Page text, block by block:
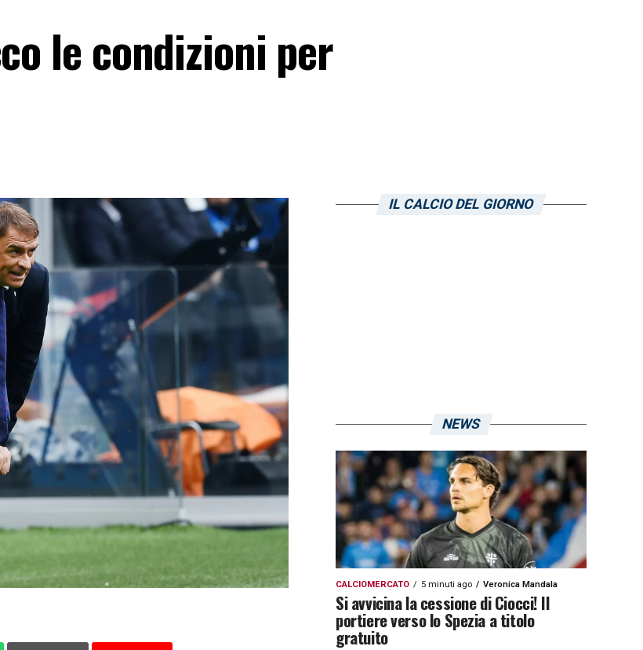
le condizioni per
IL CALCIO DEL GIORNO
NEWS
CALCIOMERCATO 5 minuti ago Veronica Mandala
Si avvicina la cessione di Ciocci! Il
portiere verso lo Spezia a titolo
gratuito